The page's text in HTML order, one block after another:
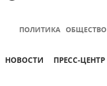
ПОЛИТИКА ОБЩЕСТВО
НОВОСТИ ПРЕСС-ЦЕНТР